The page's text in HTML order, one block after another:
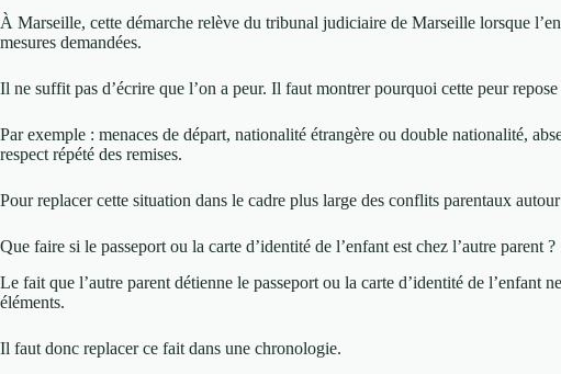
À Marseille, cette démarche relève du tribunal judiciaire de Marseille lorsque
mesures demandées.
Il ne suffit pas d’écrire que l’on a peur. Il faut montrer pourquoi cette peur repose
Par exemple : menaces de départ, nationalité étrangère ou double nationalité,
respect répété des remises.
Pour replacer cette situation dans le cadre plus large des conflits parentaux
Que faire si le passeport ou la carte d’identité de l’enfant est chez l’autre parent ?
Le fait que l’autre parent détienne le passeport ou la carte d’identité de l’enfant
éléments.
Il faut donc replacer ce fait dans une chronologie.